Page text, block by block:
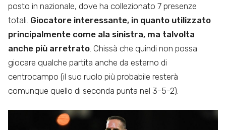
posto in nazionale, dove ha collezionato 7 presenze
totali. Giocatore interessante, in quanto utilizzato
principalmente come ala sinistra, ma talvolta
anche più arretrato . Chissà che quindi non possa
giocare qualche partita anche da esterno di
centrocampo (il suo ruolo più probabile resterà
comunque quello di seconda punta nel 3-5-2).